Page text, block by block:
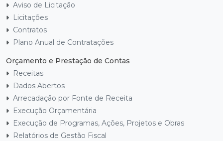
Aviso de Licitação
Licitações
Contratos
Plano Anual de Contratações
Orçamento e Prestação de Contas
Receitas
Dados Abertos
Arrecadação por Fonte de Receita
Execução Orçamentária
Execução de Programas, Ações, Projetos e Obras
Relatórios de Gestão Fiscal